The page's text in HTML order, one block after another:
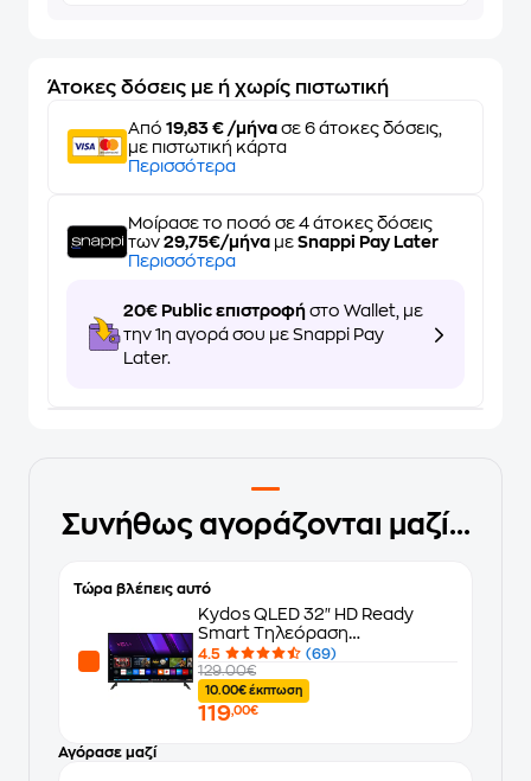
Άτοκες δόσεις με ή χωρίς πιστωτική
Από 19,83 € /μήνα σε 6 άτοκες δόσεις,
με πιστωτική κάρτα
Περισσότερα
Μοίρασε το ποσό σε 4 άτοκες δόσεις
των 29,75€/μήνα με Snappi Pay Later
Περισσότερα
20€ Public επιστροφή στο Wallet, με
την 1η αγορά σου με Snappi Pay
Later.
Συνήθως αγοράζονται μαζί...
Τώρα βλέπεις αυτό
Kydos QLED 32" HD Ready
Smart Τηλεόραση
K32VH22SQ00
4.5
(69)
129.00€
10.00€ έκπτωση
119,00€
Αγόρασε μαζί